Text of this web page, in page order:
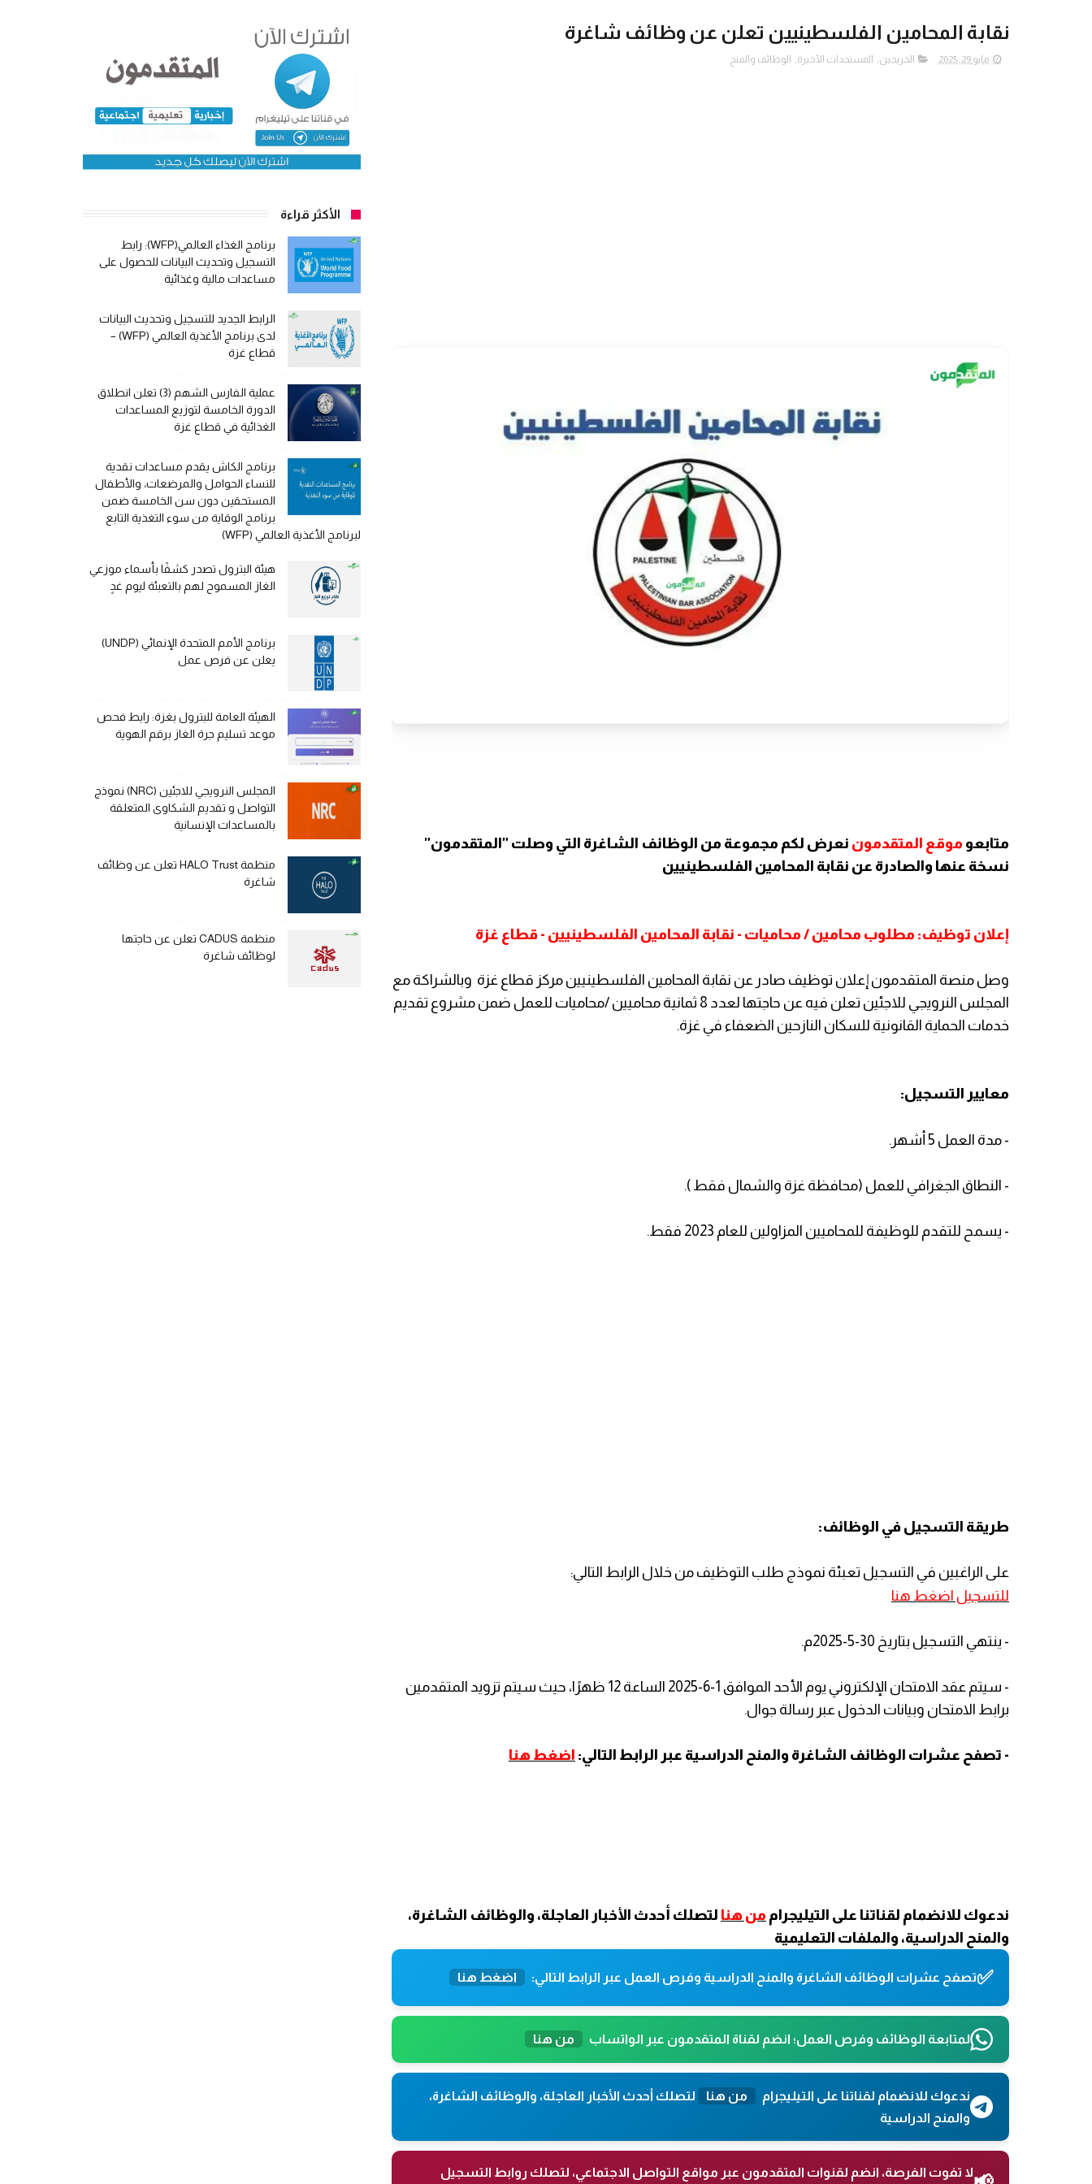
نقابة المحامين الفلسطينيين تعلن عن وظائف شاغرة
مايو 29, 2025 الخريجين, المستجدات الأخيرة, الوظائف والمنح
متابعو موقع المتقدمون نعرض لكم مجموعة من الوظائف الشاغرة التي وصلت "المتقدمون"
نسخة عنها والصادرة عن نقابة المحامين الفلسطينيين
إعلان توظيف: مطلوب محامين / محاميات - نقابة المحامين الفلسطينيين - قطاع غزة
وصل منصة المتقدمون إعلان توظيف صادر عن نقابة المحامين الفلسطينيين مركز قطاع غزة وبالشراكة مع
المجلس النرويجي للاجئين تعلن فيه عن حاجتها لعدد 8 ثمانية محاميين /محاميات للعمل ضمن مشروع تقديم
خدمات الحماية القانونية للسكان النازحين الضعفاء في غزة.
معايير التسجيل:
- مدة العمل 5 أشهر.
- النطاق الجغرافي للعمل (محافظة غزة والشمال فقط ).
- يسمح للتقدم للوظيفة للمحاميين المزاولين للعام 2023 فقط.
طريقة التسجيل في الوظائف:
على الراغبين في التسجيل تعبئة نموذج طلب التوظيف من خلال الرابط التالي:
للتسجيل اضغط هنا
- ينتهي التسجيل بتاريخ 30-5-2025م.
- سيتم عقد الامتحان الإلكتروني يوم الأحد الموافق 1-6-2025 الساعة 12 ظهرًا، حيث سيتم تزويد المتقدمين
برابط الامتحان وبيانات الدخول عبر رسالة جوال.
- تصفح عشرات الوظائف الشاغرة والمنح الدراسية عبر الرابط التالي: اضغط هنا
ندعوك للانضمام لقناتنا على التيليجرام من هنا لتصلك أحدث الأخبار العاجلة، والوظائف الشاغرة،
والمنح الدراسية، والملفات التعليمية
✅تصفح عشرات الوظائف الشاغرة والمنح الدراسية وفرص العمل عبر الرابط التالي: اضغط هنا
لمتابعة الوظائف وفرص العمل؛ انضم لقناة المتقدمون عبر الواتساب من هنا
ندعوك للانضمام لقناتنا على التيليجرام من هنا
لتصلك أحدث الأخبار العاجلة، والوظائف الشاغرة،
والمنح الدراسية
لا تفوت الفرصة، انضم لقنوات المتقدمون عبر مواقع التواصل الاجتماعي، لتصلك روابط التسجيل
الأكثر قراءة
برنامج الغذاء العالمي(WFP): رابط
التسجيل وتحديث البيانات للحصول على
مساعدات مالية وغذائية
الرابط الجديد للتسجيل وتحديث البيانات
لدى برنامج الأغذية العالمي (WFP) –
قطاع غزة
عملية الفارس الشهم (3) تعلن انطلاق
الدورة الخامسة لتوزيع المساعدات
الغذائية في قطاع غزة
برنامج الكاش يقدم مساعدات نقدية
للنساء الحوامل والمرضعات، والأطفال
المستحقين دون سن الخامسة ضمن
برنامج الوقاية من سوء التغذية التابع
لبرنامج الأغذية العالمي (WFP)
هيئة البترول تصدر كشفًا بأسماء موزعي
الغاز المسموح لهم بالتعبئة ليوم غدٍ
برنامج الأمم المتحدة الإنمائي (UNDP)
يعلن عن فرص عمل
الهيئة العامة للبترول بغزة: رابط فحص
موعد تسليم جرة الغاز برقم الهوية
المجلس النرويجي للاجئين (NRC) نموذج
التواصل و تقديم الشكاوى المتعلقة
بالمساعدات الإنسانية
منظمة HALO Trust تعلن عن وظائف
شاغرة
منظمة CADUS تعلن عن حاجتها
لوظائف شاغرة